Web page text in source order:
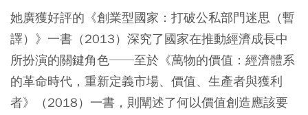
她廣獲好評的《創業型國家：打破公私部門迷思（暫
譯）》一書（2013）深究了國家在推動經濟成長中
所扮演的關鍵角色──至於《萬物的價值：經濟體系
的革命時代，重新定義市場、價值、生產者與獲利
者》（2018）一書，則闡述了何以價值創造應該要